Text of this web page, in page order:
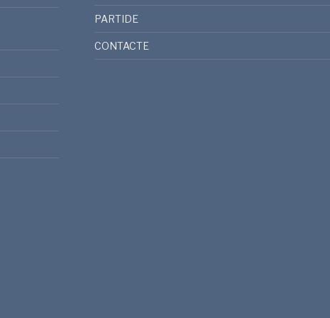
PARTIDE
CONTACTE